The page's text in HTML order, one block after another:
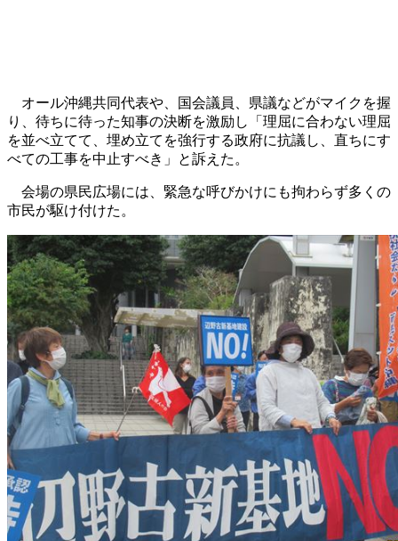
オール沖縄共同代表や、国会議員、県議などがマイクを握
り、待ちに待った知事の決断を激励し「理屈に合わない理屈
を並べ立てて、埋め立てを強行する政府に抗議し、直ちにす
べての工事を中止すべき」と訴えた。
会場の県民広場には、緊急な呼びかけにも拘わらず多くの
市民が駆け付けた。